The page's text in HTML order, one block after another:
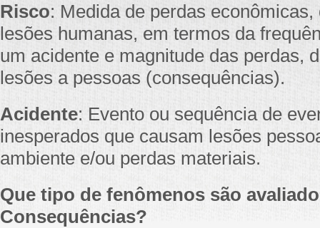
Risco: Medida de perdas
lesões humanas, em termos da
um acidente e magnitude das perdas,
lesões a pessoas (consequências).
Acidente: Evento ou sequência de
inesperados que causam lesões
ambiente e/ou perdas materiais.
Que tipo de fenômenos são
Consequências?